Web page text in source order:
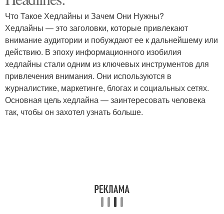
Конкуренты по
ключевым словам
Что Такое Хедлайны и Зачем Они Нужны?
Хедлайны — это заголовки, которые привлекают
внимание аудитории и побуждают ее к дальнейшему или
действию. В эпоху информационного изобилия
хедлайны стали одним из ключевых инструментов для
привлечения внимания. Они используются в
журналистике, маркетинге, блогах и социальных сетях.
Основная цель хедлайна — заинтересовать человека
так, чтобы он захотел узнать больше.